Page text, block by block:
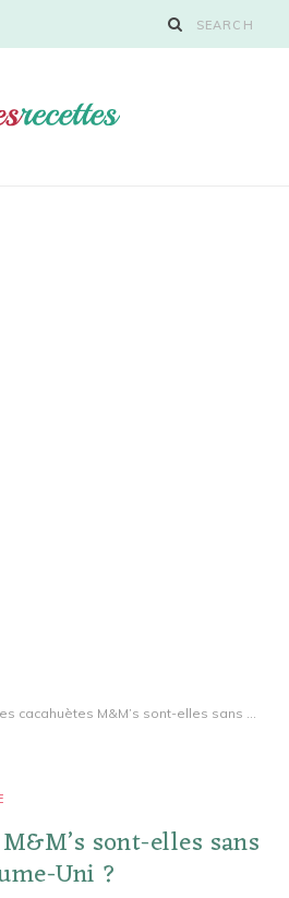
Les cacahuètes M&M’s sont-elles sans gluten au Royaume-Uni ?
sont-elles sans
Uni ?